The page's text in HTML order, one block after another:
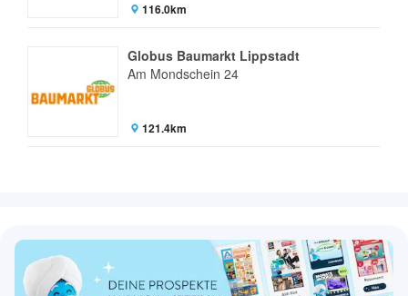
116.0km
Globus Baumarkt Lippstadt
Am Mondschein 24
121.4km